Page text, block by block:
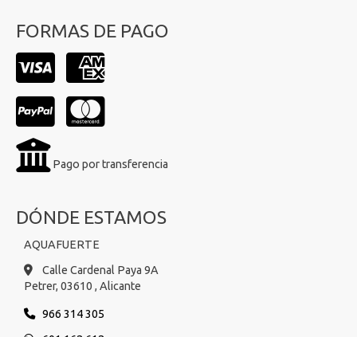
FORMAS DE PAGO
Pago por transferencia
DÓNDE ESTAMOS
AQUAFUERTE
Calle Cardenal Paya 9A
Petrer, 03610 , Alicante
966 314 305